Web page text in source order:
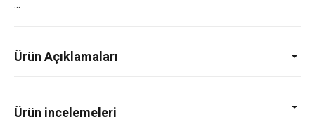
Ürün Açıklamaları